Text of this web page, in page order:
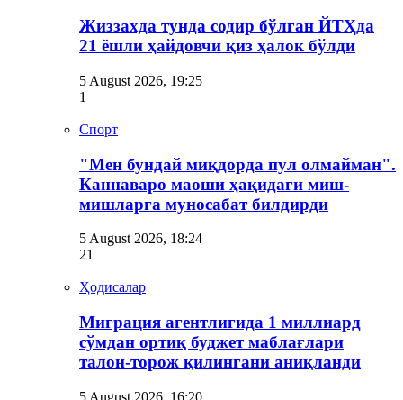
Жиззахда тунда содир бўлган ЙТҲда
21 ёшли ҳайдовчи қиз ҳалок бўлди
5 August 2026, 19:25
1
Спорт
"Мен бундай миқдорда пул олмайман".
Каннаваро маоши ҳақидаги миш-
мишларга муносабат билдирди
5 August 2026, 18:24
21
Ҳодисалар
Миграция агентлигида 1 миллиард
сўмдан ортиқ буджет маблағлари
талон-торож қилингани аниқланди
5 August 2026, 16:20